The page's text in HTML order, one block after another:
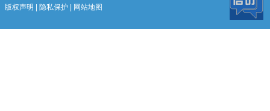
版权声明
隐私保护| 网站地图